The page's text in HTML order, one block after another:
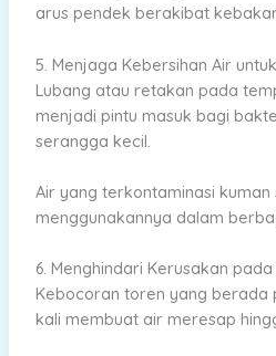
arus pendek berakibat
5. Menjaga Kebersihan Air
Lubang atau retakan pada
menjadi pintu masuk bagi
serangga kecil.
Air yang terkontaminasi
menggunakannya dalam
6. Menghindari Kerusakan
Kebocoran toren yang berada
kali membuat air meresap